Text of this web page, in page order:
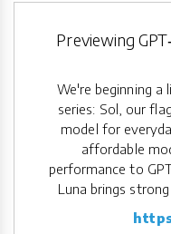
Previewing
We're beginning a
series: Sol, our
model for
affordable
performance to
Luna brings